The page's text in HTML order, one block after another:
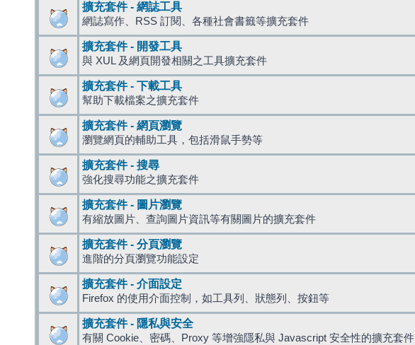
擴充套件 - 網誌工具
網誌寫作、RSS 訂閱、各種社會書籤等擴充套件
擴充套件 - 開發工具
與 XUL 及網頁開發相關之工具擴充套件
擴充套件 - 下載工具
幫助下載檔案之擴充套件
擴充套件 - 網頁瀏覽
瀏覽網頁的輔助工具，包括滑鼠手勢等
擴充套件 - 搜尋
強化搜尋功能之擴充套件
擴充套件 - 圖片瀏覽
有縮放圖片、查詢圖片資訊等有關圖片的擴充套件
擴充套件 - 分頁瀏覽
進階的分頁瀏覽功能設定
擴充套件 - 介面設定
Firefox 的使用介面控制，如工具列、狀態列、按鈕等
擴充套件 - 隱私與安全
有關 Cookie、密碼、Proxy 等增強隱私與 Javascript 安全性的擴充套件